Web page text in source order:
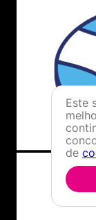
Este
de